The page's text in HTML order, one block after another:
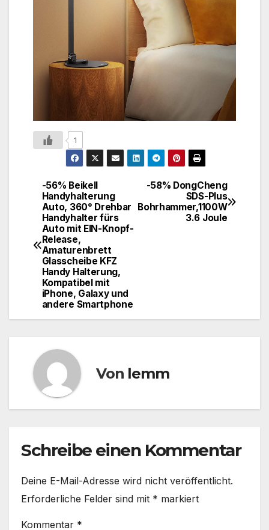
1
-58% DongCheng
SDS-Plus
Bohrhammer,1100W
3.6 Joule
-56% Beikell
Handyhalterung
Auto, 360° Drehbar
Handyhalter fürs
Auto mit EIN-Knopf-
Release,
Amaturenbrett
Glasscheibe KFZ
Handy Halterung,
Kompatibel mit
iPhone, Galaxy und
andere Smartphone
Von lemm
Schreibe einen Kommentar
Deine E-Mail-Adresse wird nicht veröffentlicht.
Erforderliche Felder sind mit * markiert
Kommentar *